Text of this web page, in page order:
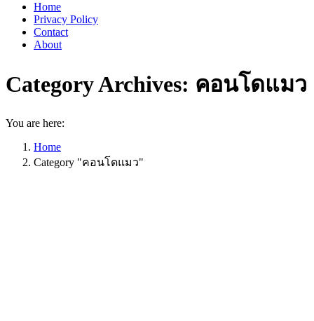
Home
Privacy Policy
Contact
About
Category Archives: คอนโดแมว
You are here:
Home
Category "คอนโดแมว"